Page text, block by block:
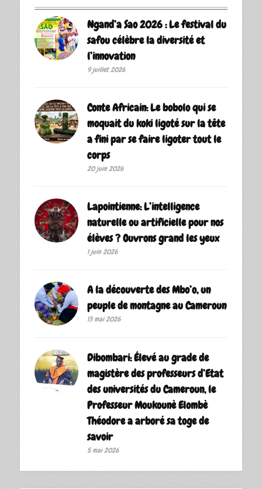
Ngand’a Sao 2026 : Le festival du
safou célèbre la diversité et
l’innovation
9 juillet 2026
Conte Africain: Le bobolo qui se
moquait du koki ligoté sur la tête
a fini par se faire ligoter tout le
corps
20 juin 2026
Lapointienne: L’intelligence
naturelle ou artificielle pour nos
élèves ? Ouvrons grand les yeux
1 juin 2026
A la découverte des Mbo’o, un
peuple de montagne au Cameroun
13 mai 2026
Dibombari: Élevé au grade de
magistère des professeurs d’Etat
des universités du Cameroun, le
Professeur Moukounè Elombè
Théodore a arboré sa toge de
savoir ‎
5 mai 2026